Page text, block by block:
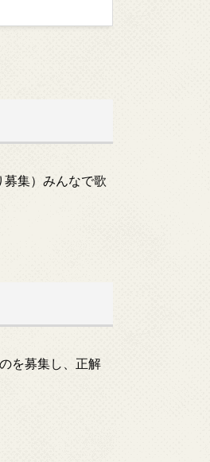
集）みんなで歌
を募集し、正解